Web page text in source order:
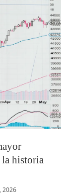
historia
2026